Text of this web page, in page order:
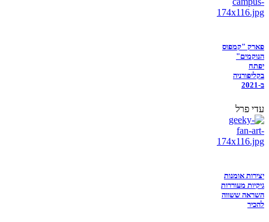
פארק "קמפוס
הנוקמים"
יפתח
בקליפורניה
ב-2021
עדי פרל
יצירות אומנות
גיקיות מעוררות
השראה ששווה
להכיר